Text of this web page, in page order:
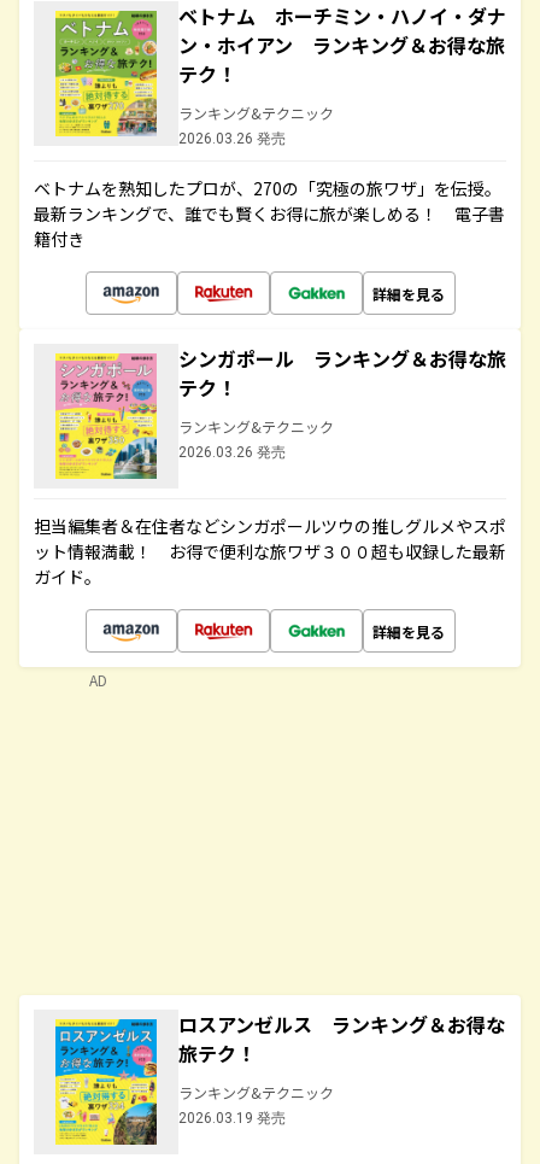
ベトナム ホーチミン・ハノイ・ダナ
ン・ホイアン ランキング＆お得な旅
テク！
ランキング&テクニック
2026.03.26 発売
ベトナムを熟知したプロが、270の「究極の旅ワザ」を伝授。
最新ランキングで、誰でも賢くお得に旅が楽しめる！ 電子書
籍付き
詳細を見る
シンガポール ランキング＆お得な旅
テク！
ランキング&テクニック
2026.03.26 発売
担当編集者＆在住者などシンガポールツウの推しグルメやスポ
ット情報満載！ お得で便利な旅ワザ３００超も収録した最新
ガイド。
詳細を見る
ロスアンゼルス ランキング＆お得な
旅テク！
ランキング&テクニック
2026.03.19 発売
AD